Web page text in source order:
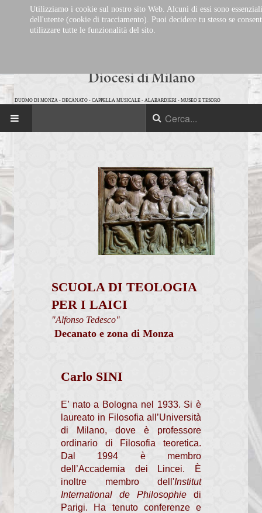
DUOMO DI MONZA - DECANATO - CAPPELLA MUSICALE - ALABARDIERI - MUSEO E TESORO
Comunità Pastorali
Chiesa dalle Genti
Formazione
Pastorale sociale
SCUOLA DI TEOLOGIA
PER I LAICI
"Alfonso Tedesco"
Decanato e zona di Monza
Carlo SINI
E’ nato a Bologna nel 1933. Si è
laureato in Filosofia all’Università
di Milano, dove è professore
ordinario di Filosofia teoretica.
Dal 1994 è membro
dell’Accademia dei Lincei. È
inoltre membro dell'Institut
International de Philosophie di
Parigi. Ha tenuto conferenze e
Utilizziamo i cookie sul nostro sito Web. Alcuni di essi sono
dell'utente (cookie di tracciamento). Puoi decidere tu stesso se
utilizzare tutte le funzionalità del sito.